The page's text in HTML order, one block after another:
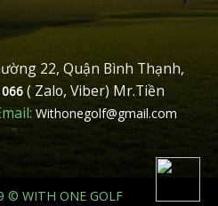
22, Quận Bình Thạnh,
( Zalo, Viber) Mr.Tiền
Withonegolf@gmail.com
© WITH ONE GOLF